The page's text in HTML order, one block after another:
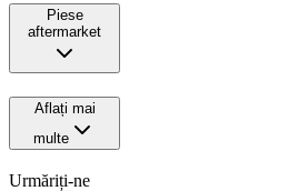
Piese
aftermarket
Aflați mai
multe
Urmăriți-ne